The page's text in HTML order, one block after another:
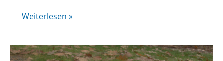
Gedenkort
Weiterlesen »